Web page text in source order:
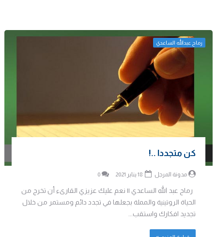
رماح عبدالله الساعدي
كن متجددا ..!
مدونة المرجل 0
رماح عبد الله الساعدي || نعم عليك عزيزي القارىء أن تخرج من
الحياة الروتينية والمملة بجعلها في تجدد دائم ومستمر من خلال
تجديد افكارك واستقب...